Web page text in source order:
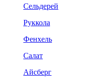
Сельдерей
Руккола
Фенхель
Салат
Айсберг